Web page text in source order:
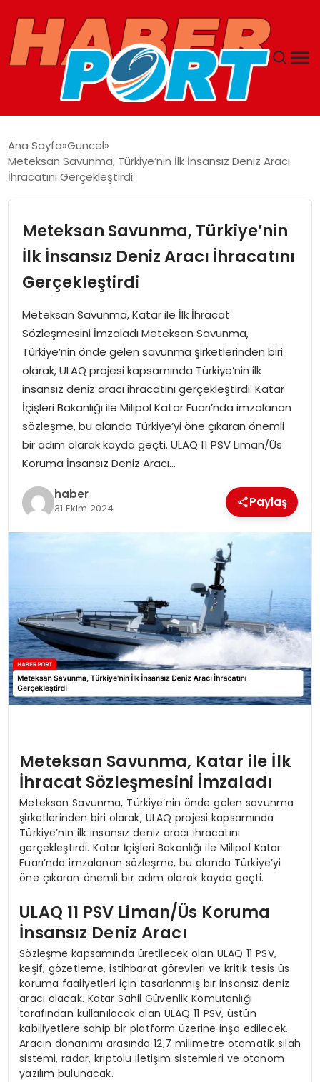
GUNCEL
SAĞLIK
SPOR
MAGAZIN
SPOR
EĞITIM
OTOMOBIL
TEKNOLOJI
EKONOMI
Ana Sayfa Guncel
Meteksan Savunma, Türkiye’nin İlk İnsansız Deniz Aracı
İhracatını Gerçekleştirdi
Meteksan Savunma, Türkiye’nin
İlk İnsansız Deniz Aracı İhracatını
Gerçekleştirdi
Meteksan Savunma, Katar ile İlk İhracat
Sözleşmesini İmzaladı Meteksan Savunma,
Türkiye’nin önde gelen savunma şirketlerinden biri
olarak, ULAQ projesi kapsamında Türkiye’nin ilk
insansız deniz aracı ihracatını gerçekleştirdi. Katar
İçişleri Bakanlığı ile Milipol Katar Fuarı’nda imzalanan
sözleşme, bu alanda Türkiye’yi öne çıkaran önemli
bir adım olarak kayda geçti. ULAQ 11 PSV Liman/Üs
Koruma İnsansız Deniz Aracı…
haber
31 Ekim 2024 Paylaş
Meteksan Savunma, Katar ile İlk
İhracat Sözleşmesini İmzaladı
Meteksan Savunma, Türkiye’nin önde gelen savunma
şirketlerinden biri olarak, ULAQ projesi kapsamında
Türkiye’nin ilk insansız deniz aracı ihracatını
gerçekleştirdi. Katar İçişleri Bakanlığı ile Milipol Katar
Fuarı’nda imzalanan sözleşme, bu alanda Türkiye’yi
öne çıkaran önemli bir adım olarak kayda geçti.
ULAQ 11 PSV Liman/Üs Koruma
İnsansız Deniz Aracı
Sözleşme kapsamında üretilecek olan ULAQ 11 PSV,
keşif, gözetleme, istihbarat görevleri ve kritik tesis üs
koruma faaliyetleri için tasarlanmış bir insansız deniz
aracı olacak. Katar Sahil Güvenlik Komutanlığı
tarafından kullanılacak olan ULAQ 11 PSV, üstün
kabiliyetlere sahip bir platform üzerine inşa edilecek.
Aracın donanımı arasında 12,7 milimetre otomatik silah
sistemi, radar, kriptolu iletişim sistemleri ve otonom
yazılım bulunacak.